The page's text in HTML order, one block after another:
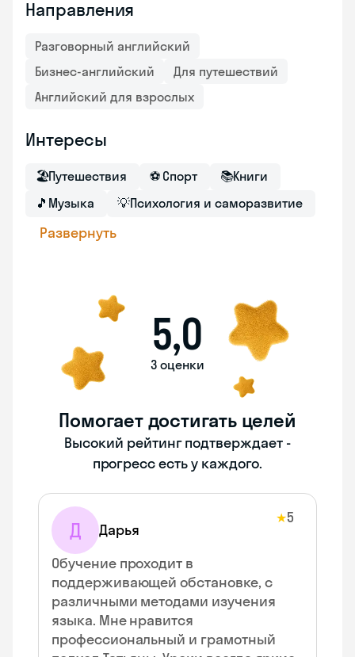
Направления
Разговорный английский
Бизнес-английский
Для путешествий
Английский для взрослых
Интересы
🏖Путешествия ⚽ Спорт 📚Книги
🎵 Музыка 💡Психология и саморазвитие
Развернуть
5,0
3 оценки
Помогает достигать целей
Высокий рейтинг подтверждает -
прогресс есть у каждого.
Д Дарья
★5
Обучение проходит в
поддерживающей обстановке, с
различными методами изучения
языка. Мне нравится
профессиональный и грамотный